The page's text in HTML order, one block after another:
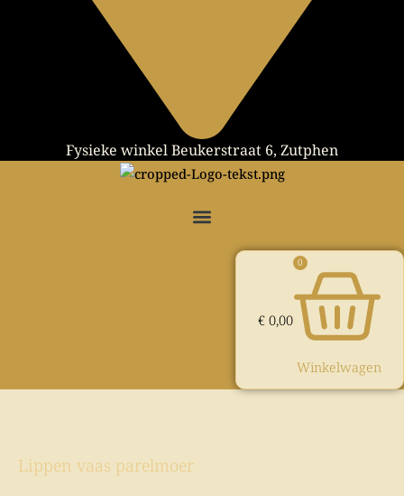
Fysieke winkel Beukerstraat 6, Zutphen
€ 0,00
0
Winkelwagen
Lippen vaas parelmoer